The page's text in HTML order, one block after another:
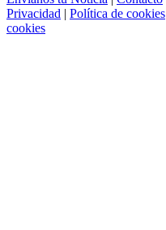
Privacidad | Política de cookies
cookies